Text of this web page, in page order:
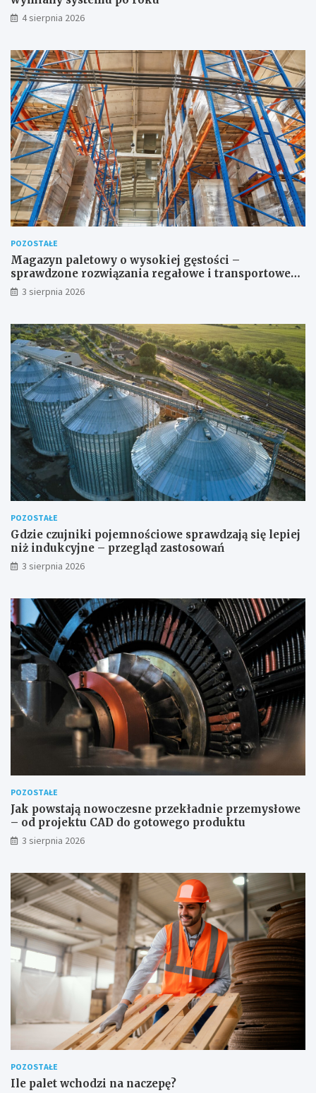
4 sierpnia 2026
POZOSTAŁE
Magazyn paletowy o wysokiej gęstości –
sprawdzone rozwiązania regałowe i transportowe
dla wymagających przestrzeni
3 sierpnia 2026
POZOSTAŁE
Gdzie czujniki pojemnościowe sprawdzają się lepiej
niż indukcyjne – przegląd zastosowań
3 sierpnia 2026
POZOSTAŁE
Jak powstają nowoczesne przekładnie przemysłowe
– od projektu CAD do gotowego produktu
3 sierpnia 2026
POZOSTAŁE
Ile palet wchodzi na naczepę?